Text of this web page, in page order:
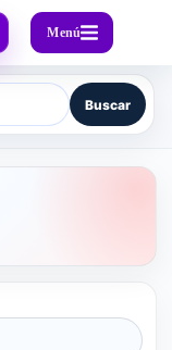
Menú
Buscar